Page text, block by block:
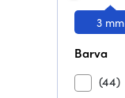
3 mm
Barva
(44)